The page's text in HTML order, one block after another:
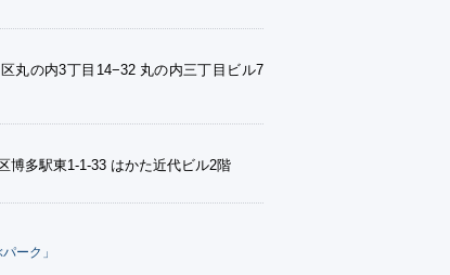
丸の内3丁目14−32 丸の内三丁目ビル7
博多駅東1-1-33 はかた近代ビル2階
ーク」